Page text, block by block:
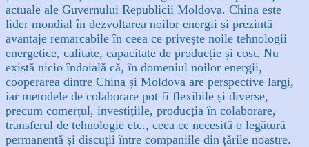
actuale ale Guvernului Republicii Moldova. China este
lider mondial în dezvoltarea noilor energii și prezintă
avantaje remarcabile în ceea ce privește noile tehnologii
energetice, calitate, capacitate de producție și cost. Nu
există nicio îndoială că, în domeniul noilor energii,
cooperarea dintre China și Moldova are perspective largi,
iar metodele de colaborare pot fi flexibile și diverse,
precum comerțul, investițiile, producția în colaborare,
transferul de tehnologie etc., ceea ce necesită o legătură
permanentă și discuții între companiile din țările noastre.